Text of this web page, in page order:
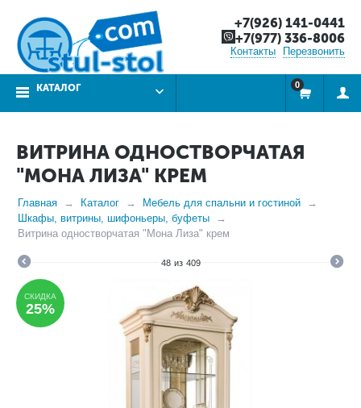
+7(926) 141-0441
+7(977) 336-8006
Контакты Перезвонить
КАТАЛОГ 0
ВИТРИНА ОДНОСТВОРЧАТАЯ
"МОНА ЛИЗА" КРЕМ
Главная Каталог
Мебель для спальни и гостиной
Шкафы, витрины, шифоньеры, буфеты
Витрина одностворчатая "Мона Лиза" крем
48 из 409
СКИДКА
25%